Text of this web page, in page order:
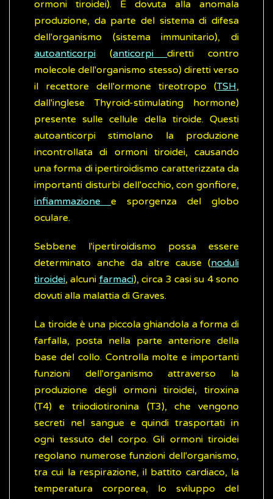
ormoni tiroidei). È dovuta alla anomala
produzione, da parte del sistema di difesa
dell'organismo (sistema immunitario), di
autoanticorpi (anticorpidiretti contro
molecole dell'organismo stesso) diretti verso
il recettore dell'ormone tireotropo (TSH,
dall'inglese Thyroid-stimulating hormone)
presente sulle cellule della tiroide. Questi
autoanticorpi stimolano la produzione
incontrollata di ormoni tiroidei, causando
una forma di ipertiroidismo caratterizzata da
importanti disturbi dell'occhio, con gonfiore,
infiammazione e sporgenza del globo
oculare.
Sebbene l'ipertiroidismo possa essere
determinato anche da altre cause (noduli
tiroidei, alcuni farmaci), circa 3 casi su 4 sono
dovuti alla malattia di Graves.
La tiroide è una piccola ghiandola a forma di
farfalla, posta nella parte anteriore della
base del collo. Controlla molte e importanti
funzioni dell'organismo attraverso la
produzione degli ormoni tiroidei, tiroxina
(T4) e triiodiotironina (T3), che vengono
secreti nel sangue e quindi trasportati in
ogni tessuto del corpo. Gli ormoni tiroidei
regolano numerose funzioni dell'organismo,
tra cui la respirazione, il battito cardiaco, la
temperatura corporea, lo sviluppo del